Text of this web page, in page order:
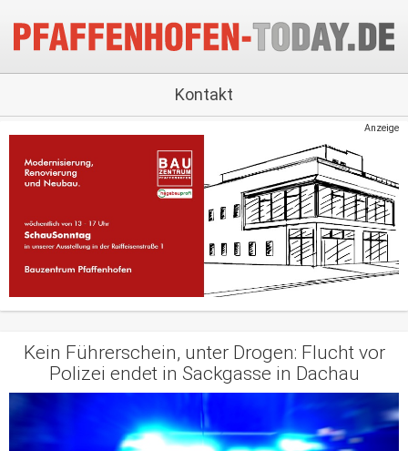
Kontakt
Anzeige
Kein Führerschein, unter Drogen: Flucht vor
Polizei endet in Sackgasse in Dachau